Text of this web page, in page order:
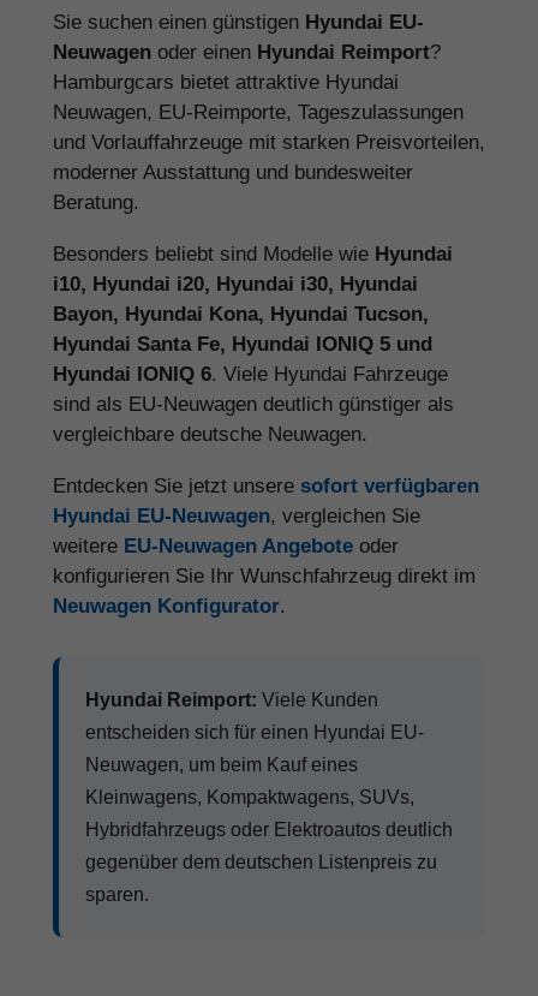
Sie suchen einen günstigen Hyundai EU-
Neuwagen oder einen Hyundai Reimport?
Hamburgcars bietet attraktive Hyundai
Neuwagen, EU-Reimporte, Tageszulassungen
und Vorlauffahrzeuge mit starken Preisvorteilen,
moderner Ausstattung und bundesweiter
Beratung.
Besonders beliebt sind Modelle wie Hyundai
i10, Hyundai i20, Hyundai i30, Hyundai
Bayon, Hyundai Kona, Hyundai Tucson,
Hyundai Santa Fe, Hyundai IONIQ 5 und
Hyundai IONIQ 6. Viele Hyundai Fahrzeuge
sind als EU-Neuwagen deutlich günstiger als
vergleichbare deutsche Neuwagen.
Entdecken Sie jetzt unsere sofort verfügbaren
Hyundai EU-Neuwagen, vergleichen Sie
weitere EU-Neuwagen Angebote oder
konfigurieren Sie Ihr Wunschfahrzeug direkt im
Neuwagen Konfigurator.
Hyundai Reimport: Viele Kunden
entscheiden sich für einen Hyundai EU-
Neuwagen, um beim Kauf eines
Kleinwagens, Kompaktwagens, SUVs,
Hybridfahrzeugs oder Elektroautos deutlich
gegenüber dem deutschen Listenpreis zu
sparen.